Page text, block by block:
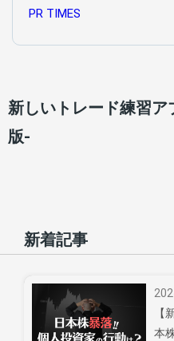
PR TIMES
新しいトレード練習
版-
新着記事
【
本